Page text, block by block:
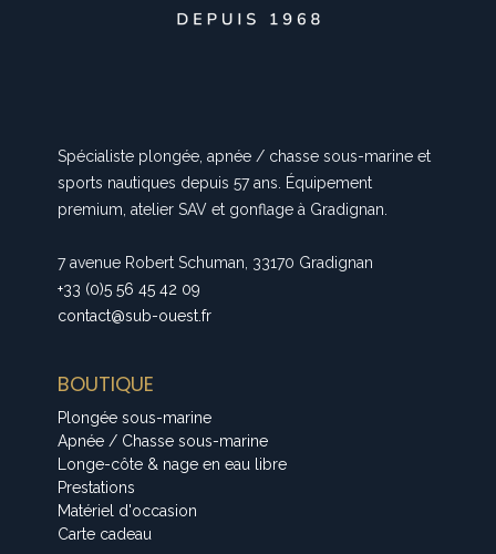
Spécialiste plongée, apnée / chasse sous-marine et
sports nautiques depuis 57 ans. Équipement
premium, atelier SAV et gonflage à Gradignan.
7 avenue Robert Schuman, 33170 Gradignan
+33 (0)5 56 45 42 09
contact@sub-ouest.fr
BOUTIQUE
Plongée sous-marine
Apnée / Chasse sous-marine
Longe-côte & nage en eau libre
Prestations
Matériel d'occasion
Carte cadeau